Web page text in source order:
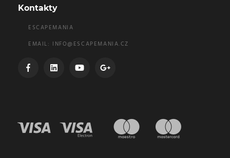
Kontakty
ESCAPEMANIA
EMAIL: INFO@ESCAPEMANIA.CZ